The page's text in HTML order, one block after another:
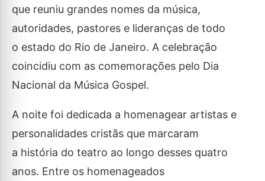
que reuniu grandes nomes da música,
autoridades, pastores e lideranças de todo
o estado do Rio de Janeiro. A celebração
coincidiu com as comemorações pelo Dia
Nacional da Música Gospel.
A noite foi dedicada a homenagear artistas e
personalidades cristãs que marcaram
a história do teatro ao longo desses quatro
anos. Entre os homenageados